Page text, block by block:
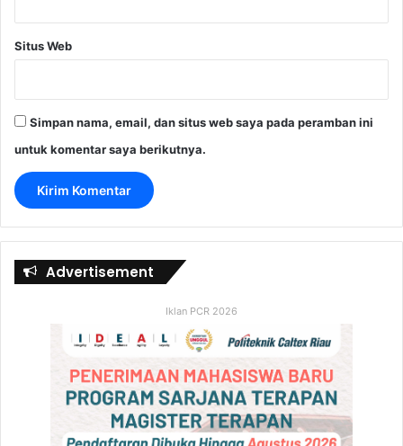
Situs Web
Simpan nama, email, dan situs web saya pada peramban ini
untuk komentar saya berikutnya.
Advertisement
Iklan PCR 2026